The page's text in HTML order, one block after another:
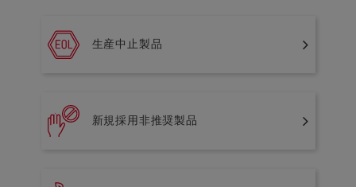
生産中止製品
新規採用非推奨製品